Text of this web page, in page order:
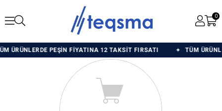
0
ÜRÜNLERDE PEŞİN FİYATINA 12 TAKSİT FIRSATI TÜM